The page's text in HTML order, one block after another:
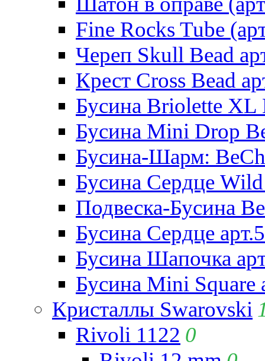
Fine Rocks Tube
Череп Skull Bead
Крест Cross Bead
Бусина Briolette XL
Бусина Mini Drop
Бусина-Шарм:
Бусина Сердце
Подвеска-Бусина
Бусина Сердце
Бусина Шапочка
Бусина Mini Square
Кристаллы Swarovski
Rivoli 1122 0